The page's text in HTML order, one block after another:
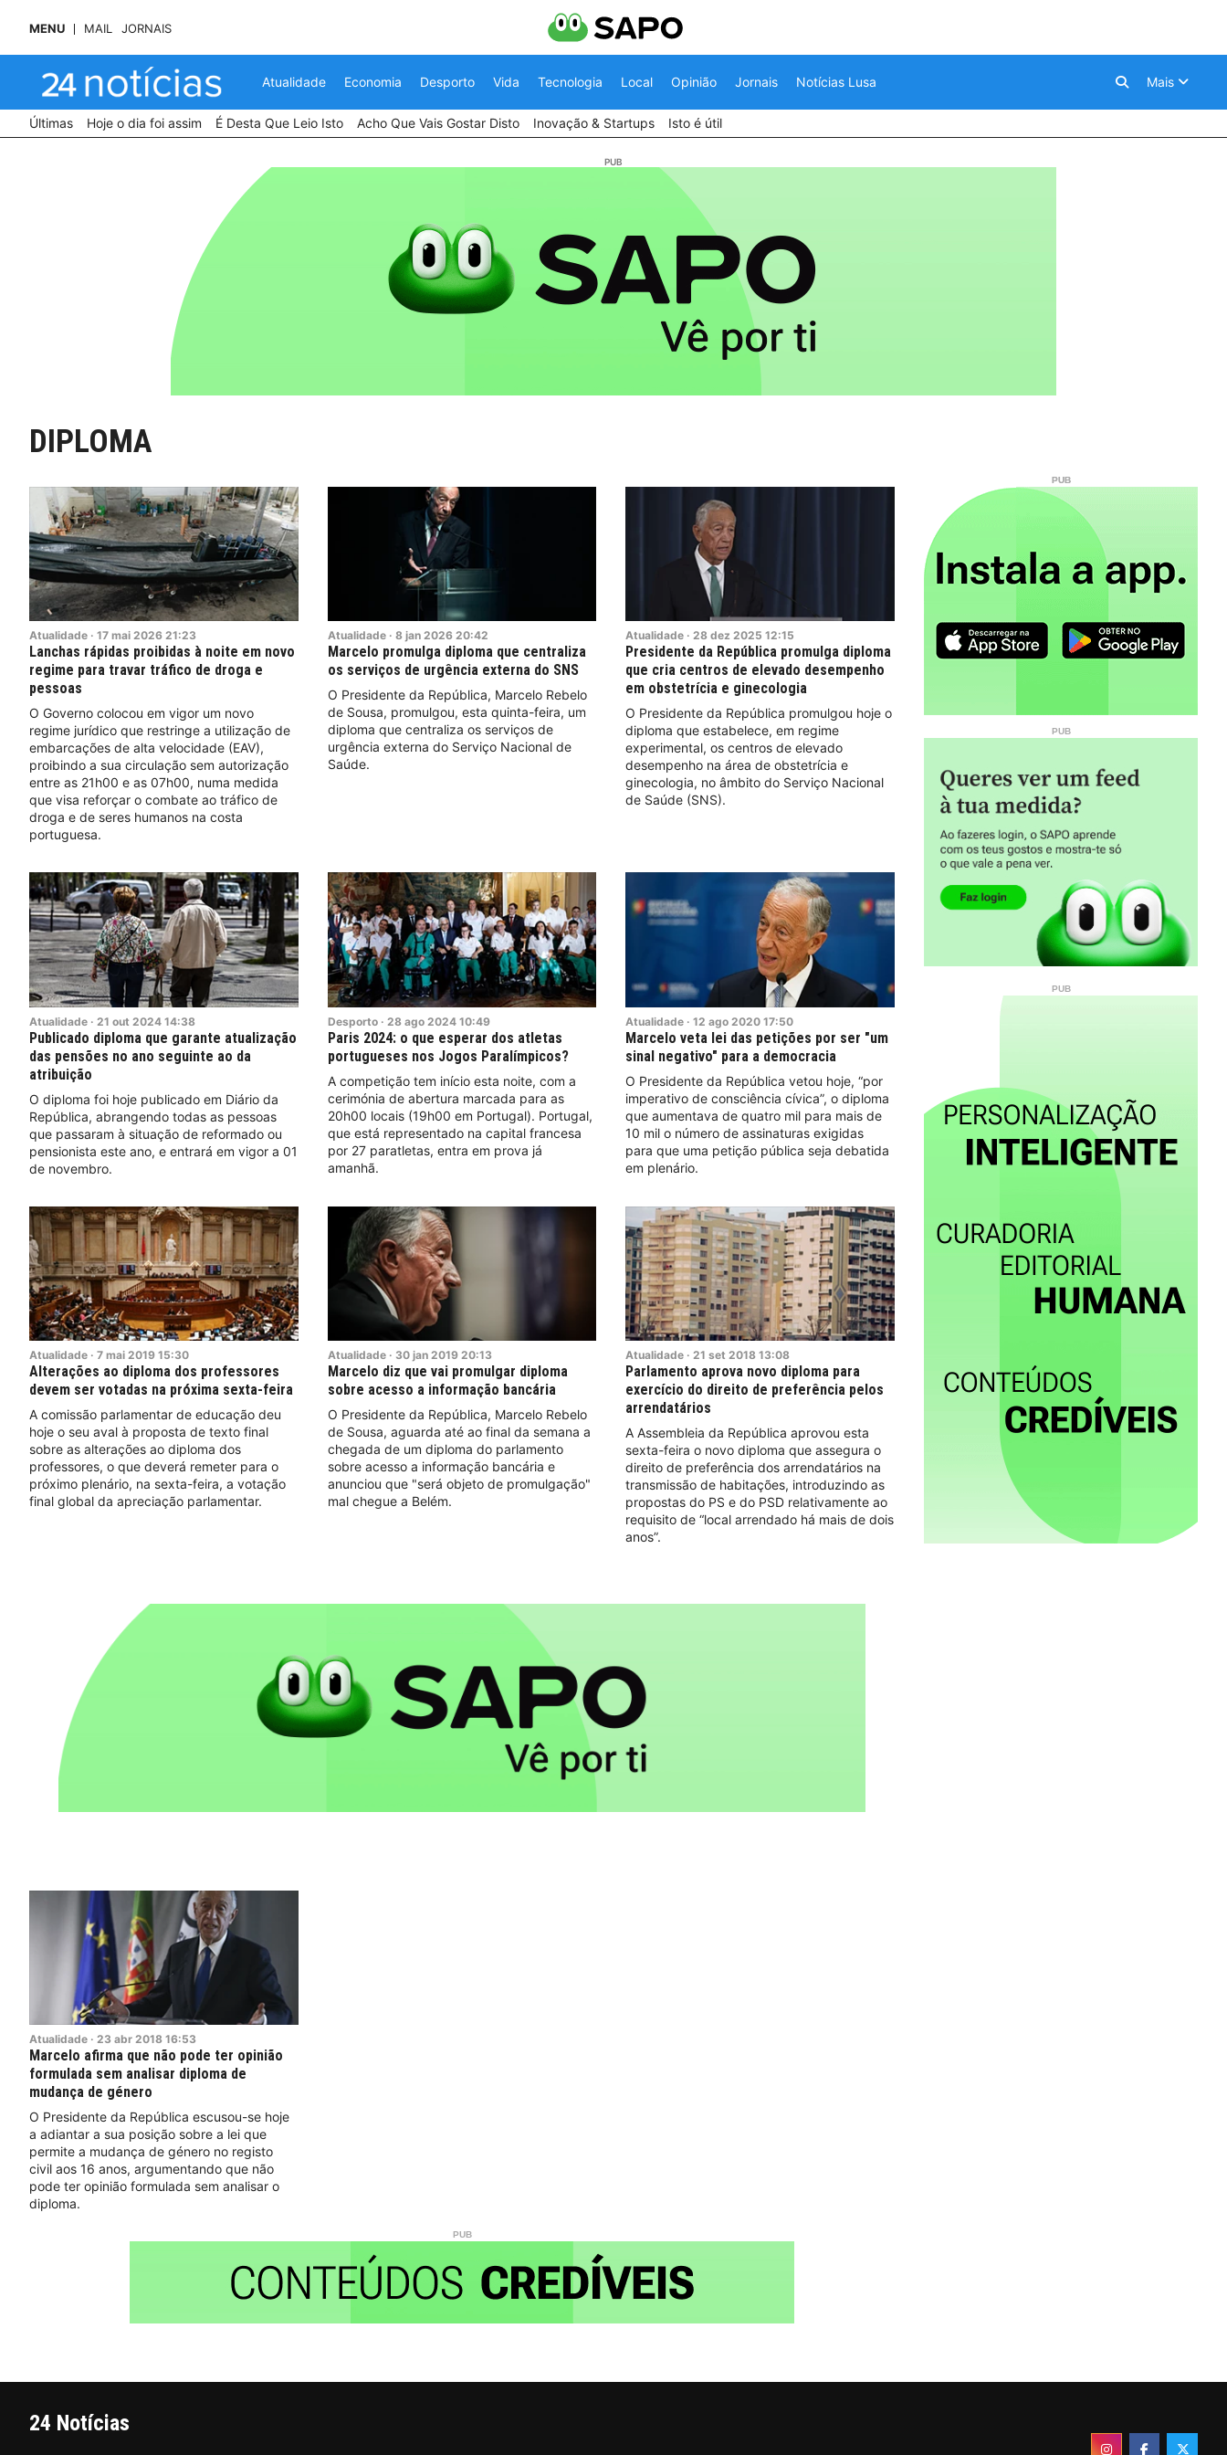
MENU MAIL JORNAIS
Atualidade Economia Desporto Vida Tecnologia Local Opinião Jornais Notícias Lusa Mais
Últimas Hoje o dia foi assim É Desta Que Leio Isto Acho Que Vais Gostar Disto Inovação & Startups Isto é útil
DIPLOMA
Atualidade · 17 mai 2026 21:23
Lanchas rápidas proibidas à noite em novo
regime para travar tráfico de droga e
pessoas
O Governo colocou em vigor um novo
regime jurídico que restringe a utilização de
embarcações de alta velocidade (EAV),
proibindo a sua circulação sem autorização
entre as 21h00 e as 07h00, numa medida
que visa reforçar o combate ao tráfico de
droga e de seres humanos na costa
portuguesa.
Atualidade · 8 jan 2026 20:42
Marcelo promulga diploma que centraliza
os serviços de urgência externa do SNS
O Presidente da República, Marcelo Rebelo
de Sousa, promulgou, esta quinta-feira, um
diploma que centraliza os serviços de
urgência externa do Serviço Nacional de
Saúde.
Atualidade · 28 dez 2025 12:15
Presidente da República promulga diploma
que cria centros de elevado desempenho
em obstetrícia e ginecologia
O Presidente da República promulgou hoje o
diploma que estabelece, em regime
experimental, os centros de elevado
desempenho na área de obstetrícia e
ginecologia, no âmbito do Serviço Nacional
de Saúde (SNS).
Atualidade · 21 out 2024 14:38
Publicado diploma que garante atualização
das pensões no ano seguinte ao da
atribuição
O diploma foi hoje publicado em Diário da
República, abrangendo todas as pessoas
que passaram à situação de reformado ou
pensionista este ano, e entrará em vigor a 01
de novembro.
Desporto · 28 ago 2024 10:49
Paris 2024: o que esperar dos atletas
portugueses nos Jogos Paralímpicos?
A competição tem início esta noite, com a
cerimónia de abertura marcada para as
20h00 locais (19h00 em Portugal). Portugal,
que está representado na capital francesa
por 27 paratletas, entra em prova já
amanhã.
Atualidade · 12 ago 2020 17:50
Marcelo veta lei das petições por ser "um
sinal negativo" para a democracia
O Presidente da República vetou hoje, “por
imperativo de consciência cívica”, o diploma
que aumentava de quatro mil para mais de
10 mil o número de assinaturas exigidas
para que uma petição pública seja debatida
em plenário.
Atualidade · 7 mai 2019 15:30
Alterações ao diploma dos professores
devem ser votadas na próxima sexta-feira
A comissão parlamentar de educação deu
hoje o seu aval à proposta de texto final
sobre as alterações ao diploma dos
professores, o que deverá remeter para o
próximo plenário, na sexta-feira, a votação
final global da apreciação parlamentar.
Atualidade · 30 jan 2019 20:13
Marcelo diz que vai promulgar diploma
sobre acesso a informação bancária
O Presidente da República, Marcelo Rebelo
de Sousa, aguarda até ao final da semana a
chegada de um diploma do parlamento
sobre acesso a informação bancária e
anunciou que "será objeto de promulgação"
mal chegue a Belém.
Atualidade · 21 set 2018 13:08
Parlamento aprova novo diploma para
exercício do direito de preferência pelos
arrendatários
A Assembleia da República aprovou esta
sexta-feira o novo diploma que assegura o
direito de preferência dos arrendatários na
transmissão de habitações, introduzindo as
propostas do PS e do PSD relativamente ao
requisito de “local arrendado há mais de dois
anos”.
Atualidade · 23 abr 2018 16:53
Marcelo afirma que não pode ter opinião
formulada sem analisar diploma de
mudança de género
O Presidente da República escusou-se hoje
a adiantar a sua posição sobre a lei que
permite a mudança de género no registo
civil aos 16 anos, argumentando que não
pode ter opinião formulada sem analisar o
diploma.
24 Notícias